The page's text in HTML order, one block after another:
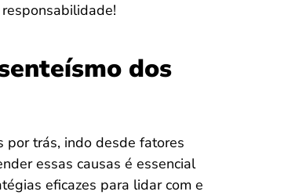
dos
por trás, indo desde fatores
essas causas é essencial
eficazes para lidar com e